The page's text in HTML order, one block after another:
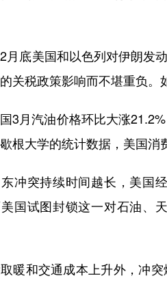
美国和以色列对伊朗发动
关税政策影响而不堪重负。
汽油价格环比大涨21.2%
根大学的统计数据，美国消
突持续时间越长，美国经
国试图封锁这一对石油、
和交通成本上升外，冲突